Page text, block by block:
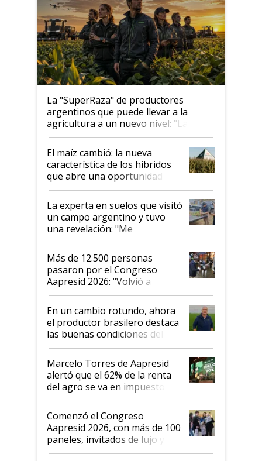
La "SuperRaza" de productores
argentinos que puede llevar a la
agricultura a un nuevo nivel: "Las
posibilidades de crecimiento son
infinitas"
El maíz cambió: la nueva
característica de los híbridos
que abre una oportunidad en
el lote
La experta en suelos que visitó
un campo argentino y tuvo
una revelación: "Me
impresionó mucho"
Más de 12.500 personas
pasaron por el Congreso
Aapresid 2026: "Volvió a
demostrar que hablar del
suelo es hablar de todo el
sistema productivo"
En un cambio rotundo, ahora
el productor brasilero destaca
las buenas condiciones del
agro argentino para invertir:
"Los veo más motivados"
Marcelo Torres de Aapresid
alertó que el 62% de la renta
del agro se va en impuestos:
"No es bueno que en
Argentina se sigan discutiendo
las mismas cosas de hace 50
años"
Comenzó el Congreso
Aapresid 2026, con más de 100
paneles, invitados de lujo y
todas las tendencias